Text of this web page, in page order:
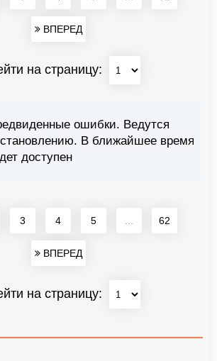
ВПЕРЕД
на страницу:
ошибки. Ведутся
В ближайшее время
доступен
3 4 5 62
ВПЕРЕД
на страницу: